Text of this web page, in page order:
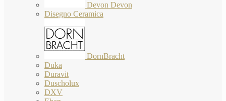
Devon Devon
Disegno Ceramica
DornBracht
Duka
Duravit
Duscholux
DXV